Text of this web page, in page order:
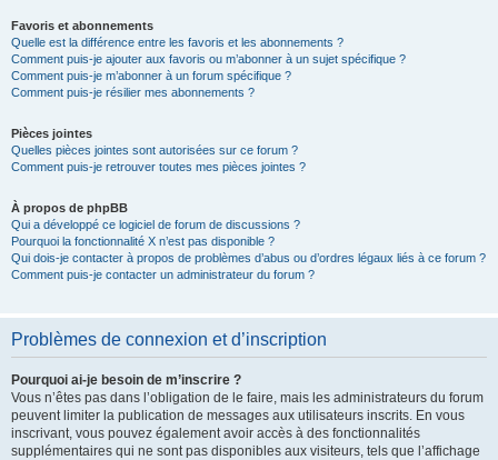
Favoris et abonnements
Quelle est la différence entre les favoris et les abonnements ?
Comment puis-je ajouter aux favoris ou m’abonner à un sujet spécifique ?
Comment puis-je m’abonner à un forum spécifique ?
Comment puis-je résilier mes abonnements ?
Pièces jointes
Quelles pièces jointes sont autorisées sur ce forum ?
Comment puis-je retrouver toutes mes pièces jointes ?
À propos de phpBB
Qui a développé ce logiciel de forum de discussions ?
Pourquoi la fonctionnalité X n’est pas disponible ?
Qui dois-je contacter à propos de problèmes d’abus ou d’ordres légaux liés à ce forum ?
Comment puis-je contacter un administrateur du forum ?
Problèmes de connexion et d’inscription
Pourquoi ai-je besoin de m’inscrire ?
Vous n’êtes pas dans l’obligation de le faire, mais les administrateurs du forum
peuvent limiter la publication de messages aux utilisateurs inscrits. En vous
inscrivant, vous pouvez également avoir accès à des fonctionnalités
supplémentaires qui ne sont pas disponibles aux visiteurs, tels que l’affichage